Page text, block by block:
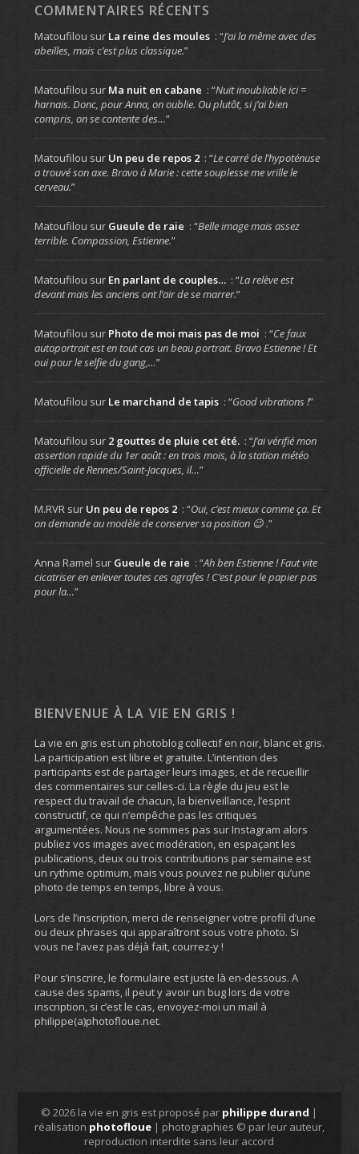
COMMENTAIRES RÉCENTS
Matoufilou sur La reine des moules : “J’ai la même avec des
abeilles, mais c’est plus classique.”
Matoufilou sur Ma nuit en cabane : “Nuit inoubliable ici =
harnais. Donc, pour Anna, on oublie. Ou plutôt, si j’ai bien
compris, on se contente des…”
Matoufilou sur Un peu de repos 2 : “Le carré de l’hypoténuse
a trouvé son axe. Bravo à Marie : cette souplesse me vrille le
cerveau.”
Matoufilou sur Gueule de raie : “Belle image mais assez
terrible. Compassion, Estienne.”
Matoufilou sur En parlant de couples… : “La relève est
devant mais les anciens ont l’air de se marrer.”
Matoufilou sur Photo de moi mais pas de moi : “Ce faux
autoportrait est en tout cas un beau portrait. Bravo Estienne ! Et
oui pour le selfie du gang,…”
Matoufilou sur Le marchand de tapis : “Good vibrations !”
Matoufilou sur 2 gouttes de pluie cet été. : “J’ai vérifié mon
assertion rapide du 1er août : en trois mois, à la station météo
officielle de Rennes/Saint-Jacques, il…”
M.RVRsur Un peu de repos 2 : “Oui, c’est mieux comme ça. Et
on demande au modèle de conserver sa position 😉 .”
Anna Ramel sur Gueule de raie : “Ah ben Estienne ! Faut vite
cicatriser en enlever toutes ces agrafes ! C’est pour le papier pas
pour la…”
BIENVENUE À LA VIE EN GRIS !
La vie en gris est un photoblog collectif en noir, blanc et gris.
La participation est libre et gratuite. L’intention des
participants est de partager leurs images, et de recueillir
des commentaires sur celles-ci. La règle du jeu est le
respect du travail de chacun, la bienveillance, l’esprit
constructif, ce qui n’empêche pas les critiques
argumentées. Nous ne sommes pas sur Instagram alors
publiez vos images avec modération, en espaçant les
publications, deux ou trois contributions par semaine est
un rythme optimum, mais vous pouvez ne publier qu’une
photo de temps en temps, libre à vous.
Lors de l’inscription, merci de renseigner votre profil d’une
ou deux phrases qui apparaîtront sous votre photo. Si
vous ne l’avez pas déjà fait, courrez-y !
Pour s’inscrire, le formulaire est juste là en-dessous. A
cause des spams, il peut y avoir un bug lors de votre
inscription, si c’est le cas, envoyez-moi un mail à
philippe(a)photofloue.net.
© 2026 la vie en gris est proposé par philippe durand |
réalisation photofloue| photographies © par leur auteur,
reproduction interdite sans leur accord